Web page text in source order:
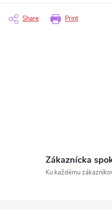
Print
Share
Zákaznícka
Ku každému